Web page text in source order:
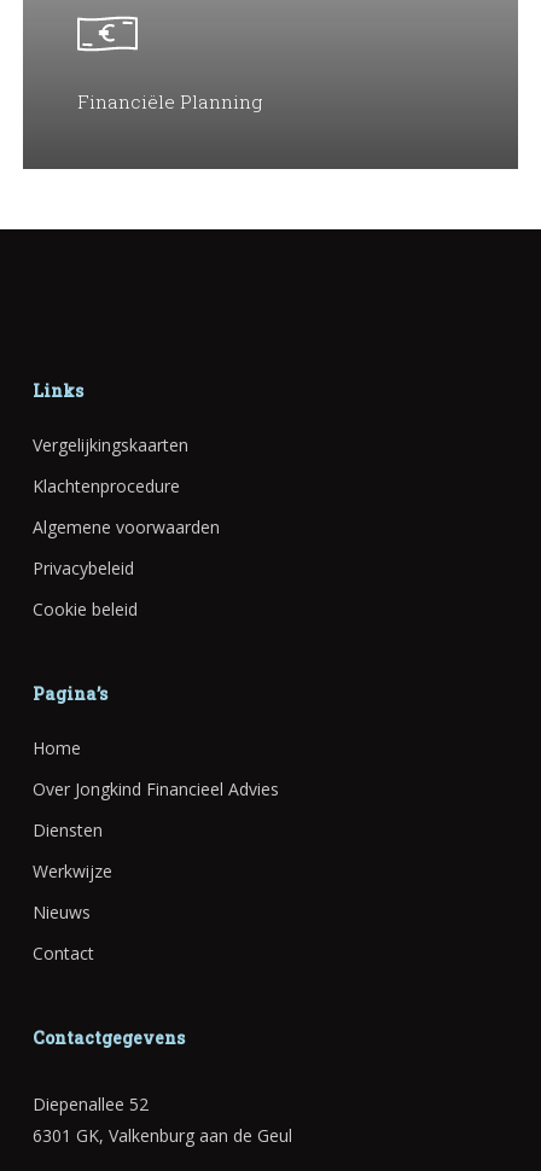
Financiële Planning
Links
Vergelijkingskaarten
Klachtenprocedure
Algemene voorwaarden
Privacybeleid
Cookie beleid
Pagina’s
Home
Over Jongkind Financieel Advies
Diensten
Werkwijze
Nieuws
Contact
Contactgegevens
Diepenallee 52
6301 GK, Valkenburg aan de Geul